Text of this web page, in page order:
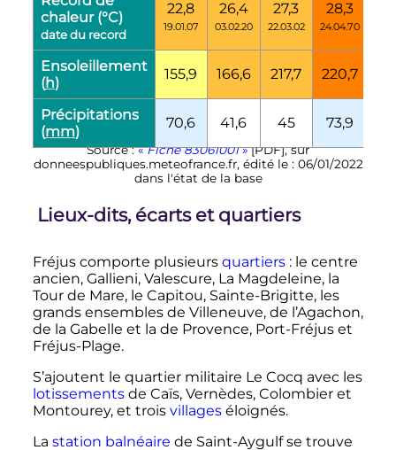
chaleur (°C)
date du record
22,8
19.01.07
26,4
03.02.20
27,3
22.03.02
28,3
24.04.70
Ensoleillement
(h)
155,9 166,6 217,7 220,7
Précipitations
(mm)
70,6 41,6 45 73,9
Source :«Fiche 83061001» [PDF], sur
donneespubliques.meteofrance.fr, édité le : 06/01/2022
dans l'état de la base
Lieux-dits, écarts et quartiers
Fréjus comporte plusieurs quartiers : le centre
ancien, Gallieni, Valescure, La Magdeleine, la
Tour de Mare, le Capitou, Sainte-Brigitte, les
grands ensembles de Villeneuve, de l’Agachon,
de la Gabelle et la de Provence, Port-Fréjus et
Fréjus-Plage.
S’ajoutent le quartier militaire Le Cocq avec les
lotissementsde Caïs, Vernèdes, Colombier et
Montourey, et trois villageséloignés.
La station balnéaire de Saint-Aygulf se trouve